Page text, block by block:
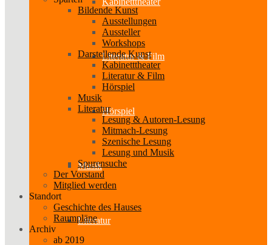
Literatur & Film
Hörspiel
Musik
Literatur
Bildende Kunst
Ausstellungen
Aussteller
Workshops
Darstellende Kunst
Kabinetttheater
Literatur & Film
Hörspiel
Musik
Literatur
Lesung & Autoren-Lesung
Mitmach-Lesung
Szenische Lesung
Lesung und Musik
Spurensuche
Der Vorstand
Mitglied werden
Standort
Geschichte des Hauses
Raumpläne
Archiv
ab 2019